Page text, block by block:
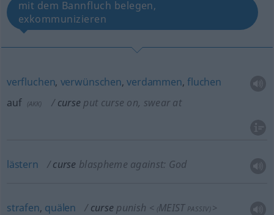
mit dem Bannfluch belegen,
exkommunizieren
verfluchen, verwünschen,verdammen,fluchen
auf (AKK) curse put curse on, swear at
lästern curse blaspheme against: God
strafen, quälen curse punish < (MEIST PASSIV) >